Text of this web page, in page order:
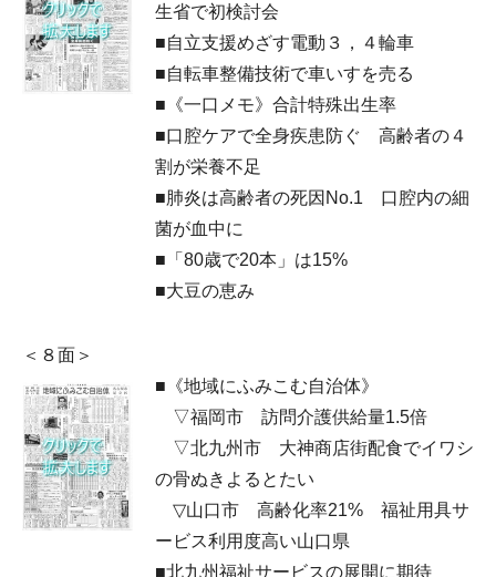
生省で初検討会
■自立支援めざす電動３，４輪車
■自転車整備技術で車いすを売る
■《一口メモ》合計特殊出生率
■口腔ケアで全身疾患防ぐ 高齢者の４
割が栄養不足
■肺炎は高齢者の死因No.1 口腔内の細
菌が血中に
■「80歳で20本」は15%
■大豆の恵み
＜８面＞
■《地域にふみこむ自治体》
▽福岡市 訪問介護供給量1.5倍
▽北九州市 大神商店街配食でイワシ
の骨ぬきよるとたい
▽山口市 高齢化率21% 福祉用具サ
ービス利用度高い山口県
■北九州福祉サービスの展開に期待